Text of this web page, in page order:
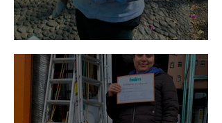
Bellota